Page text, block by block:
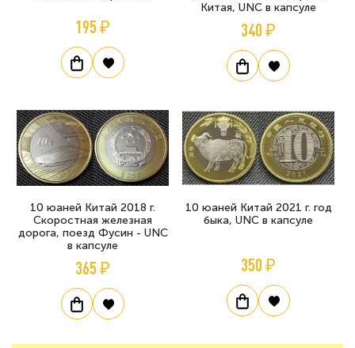
195 ₽
Китая, UNC в капсуле
340 ₽
10 юаней Китай 2018 г.
Скоростная железная
дорога, поезд Фусин - UNC
в капсуле
365 ₽
10 юаней Китай 2021 г. год
быка, UNC в капсуле
350 ₽